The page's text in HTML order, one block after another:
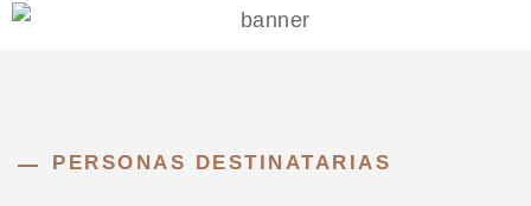
PERSONAS DESTINATARIAS